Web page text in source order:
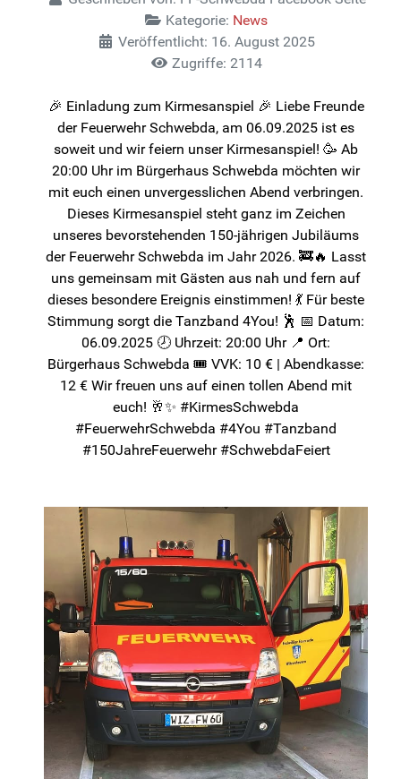
Kategorie: News
Veröffentlicht: 16. August 2025
Zugriffe: 2114
🎉 Einladung zum Kirmesanspiel 🎉 Liebe Freunde
der Feuerwehr Schwebda, am 06.09.2025 ist es
soweit und wir feiern unser Kirmesanspiel! 🥳 Ab
20:00 Uhr im Bürgerhaus Schwebda möchten wir
mit euch einen unvergesslichen Abend verbringen.
Dieses Kirmesanspiel steht ganz im Zeichen
unseres bevorstehenden 150-jährigen Jubiläums
der Feuerwehr Schwebda im Jahr 2026. 🚒🔥 Lasst
uns gemeinsam mit Gästen aus nah und fern auf
dieses besondere Ereignis einstimmen! 💃 Für beste
Stimmung sorgt die Tanzband 4You! 🕺 📅 Datum:
06.09.2025 🕗 Uhrzeit: 20:00 Uhr 📍 Ort:
Bürgerhaus Schwebda 🎟 VVK: 10 € | Abendkasse:
12 € Wir freuen uns auf einen tollen Abend mit
euch! 🥂✨ #KirmesSchwebda
#FeuerwehrSchwebda #4You #Tanzband
#150JahreFeuerwehr #SchwebdaFeiert